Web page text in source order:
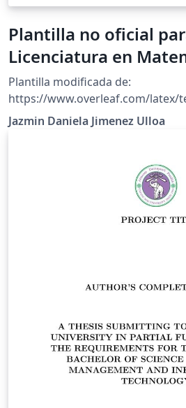
Plantilla no oficial
Licenciatura en
Plantilla modificada de:
https://www.overleaf.com/latex/
monografia-ecci/dkgqxytwknbd
Jazmin Daniela Jimenez Ulloa